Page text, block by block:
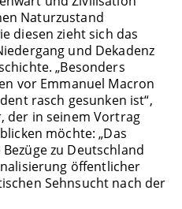
Naturzustand
diesen zieht sich das
und Dekadenz
„Besonders
vor Emmanuel Macron
rasch gesunken ist“,
der in seinem Vortrag
möchte: „Das
zu Deutschland
öffentlicher
Sehnsucht nach der